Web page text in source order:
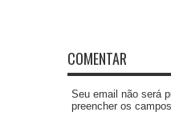
COMENTAR
Seu email não será
preencher os